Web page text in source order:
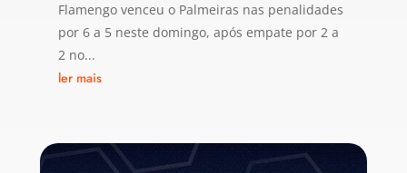
Flamengo venceu o Palmeiras nas penalidades
por 6 a 5 neste domingo, após empate por 2 a
2 no...
ler mais